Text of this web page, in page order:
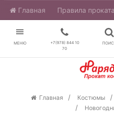
Главная ​Правила
МЕНЮ
+7(978) 844 10
70
Главная Костюмы